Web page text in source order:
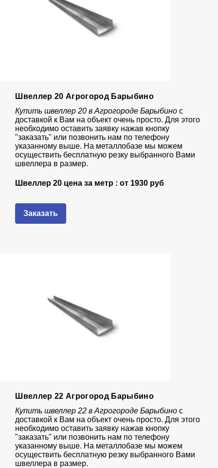
Швеллер 20 Агрогород Барыбино
Купить швеллер 20 в Агрогороде Барыбинос
доставкой к Вам на объект очень просто. Для этого
необходимо оставить заявку нажав кнопку
"заказать" или позвонить нам по телефону
указанному выше. На металлобазе мы можем
осуществить бесплатную резку выбранного Вами
швеллера в размер.
Швеллер 20 цена за метр : от 1930 руб
Заказать
Швеллер 22 Агрогород Барыбино
Купить швеллер 22 в Агрогороде Барыбинос
доставкой к Вам на объект очень просто. Для этого
необходимо оставить заявку нажав кнопку
"заказать" или позвонить нам по телефону
указанному выше. На металлобазе мы можем
осуществить бесплатную резку выбранного Вами
швеллера в размер.